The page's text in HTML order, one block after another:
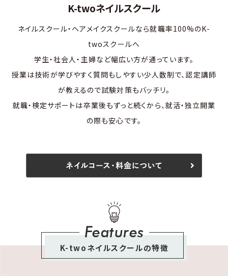
K-twoネイルスクール
ネイルスクール・ヘアメイクスクールなら就職率100%のK-
twoスクールへ
学生・社会人・主婦など幅広い方が通っています。
授業は技術が学びやすく質問もしやすい少人数制で、認定講師
が教えるので試験対策もバッチリ。
就職・検定サポートは卒業後もずっと続くから、就活・独立開業
の際も安心です。
Features
K-twoネイルスクールの特徴